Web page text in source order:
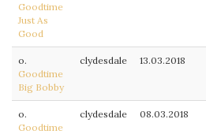
Goodtime
Just As
Good
o.
Goodtime
Big Bobby
clydesdale 13.03.2018
o.
Goodtime
clydesdale 08.03.2018